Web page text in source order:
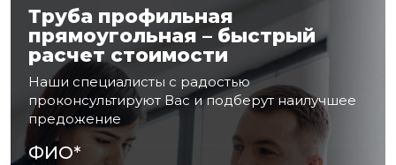
Труба профильная
прямоугольная – быстрый
расчет стоимости
Наши специалисты с радостью
проконсультируют Вас и подберут наилучшее
предожение
ФИО*